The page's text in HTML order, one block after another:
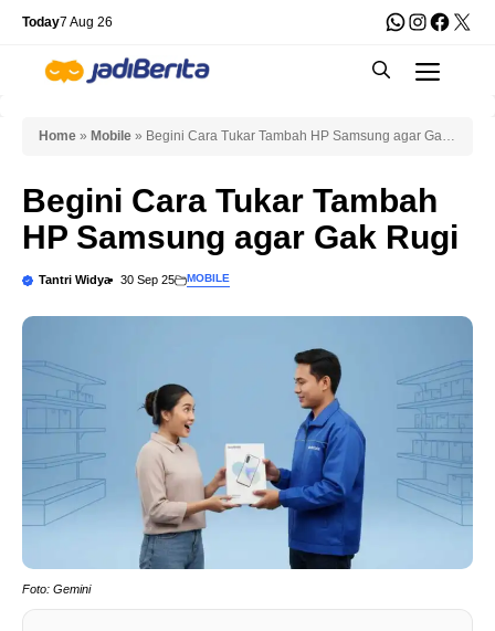
Skip
content
Today7 Aug 26 WhatsApp
X
Home » Mobile » Begini Cara Tukar Tambah HP Samsung agar Gak
Begini Cara Tukar Tambah
HP Samsung agar Gak Rugi
Tantri Widya 30 Sep 25 MOBILE
Foto: Gemini